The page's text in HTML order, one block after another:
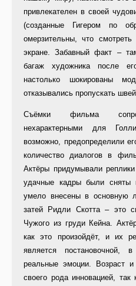
привлекателен в своей
(созданные Гигером по
омерзительны, что
экране. Забавный факт –
багаж художника после
настолько шокированы
отказывались пропускать
Съёмки фильма
нехарактерными для
возможно, предопределили
количество диалогов в
Актёры придумывали
удачные кадры были сняты
умело внесены в основную
затей Ридли Скотта – это
Чужого из груди Кейна.
как это произойдёт, и их
является
реальные эмоции. Возраст
своего рода инновацией, так